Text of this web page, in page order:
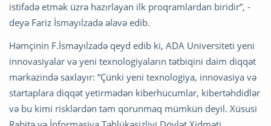
istifadə etmək üzrə hazırlayan ilk proqramlardan biridir”, -
deyə Fariz İsmayılzadə əlavə edib.
Həmçinin F.İsmayılzadə qeyd edib ki, ADA Universiteti yeni
innovasiyalar və yeni texnologiyaların tətbiqini daim diqqət
mərkəzində saxlayır: “Çünki yeni texnologiya, innovasiya və
startaplara diqqət yetirmədən kiberhücumlar, kibertəhdidlər
və bu kimi risklərdən tam qorunmaq mümkün deyil. Xüsusi